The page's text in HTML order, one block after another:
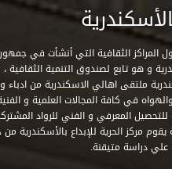
المراكز الثقافية التي أنشأت في
هو تابع لصندوق التنمية الثقافية ،
ملتقى اهالي الاسكندرية من
في كافة المجالات العلمية و
للتحصيل المعرفي و الفني للرواد
مركز الحرية للإبداع بالأسكندرية
دراسة متيقنة.